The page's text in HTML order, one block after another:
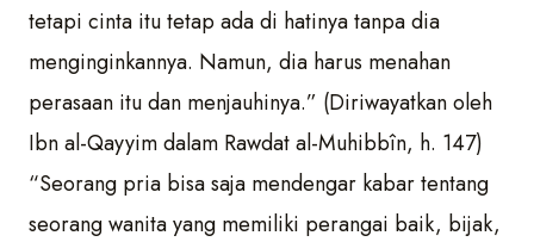
tetapi cinta itu tetap ada di hatinya tanpa dia
menginginkannya. Namun, dia harus menahan
perasaan itu dan menjauhinya.” (Diriwayatkan oleh
Ibn al-Qayyim dalam Rawdat al-Muhibbîn, h. 147)
“Seorang pria bisa saja mendengar kabar tentang
seorang wanita yang memiliki perangai baik, bijak,